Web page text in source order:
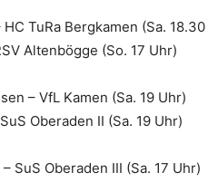
TuRa Bergkamen (Sa.
Altenbögge (So. 17 Uhr)
– VfL Kamen (Sa. 19 Uhr)
Oberaden II (Sa. 19 Uhr)
SuS Oberaden III (Sa. 17 Uhr)